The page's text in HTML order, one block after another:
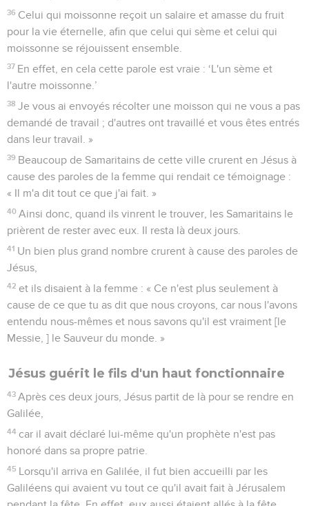
36 Celui qui moissonne reçoit un salaire et amasse du fruit
pour la vie éternelle, afin que celui qui sème et celui qui
moissonne se réjouissent ensemble.
37 En effet, en cela cette parole est vraie : ‘L'un sème et
l'autre moissonne.’
38 Je vous ai envoyés récolter une moisson qui ne vous a pas
demandé de travail ; d'autres ont travaillé et vous êtes entrés
dans leur travail. »
39 Beaucoup de Samaritains de cette ville crurent en Jésus à
cause des paroles de la femme qui rendait ce témoignage :
« Il m'a dit tout ce que j'ai fait. »
40 Ainsi donc, quand ils vinrent le trouver, les Samaritains le
prièrent de rester avec eux. Il resta là deux jours.
41 Un bien plus grand nombre crurent à cause des paroles de
Jésus,
42 et ils disaient à la femme : « Ce n'est plus seulement à
cause de ce que tu as dit que nous croyons, car nous l'avons
entendu nous-mêmes et nous savons qu'il est vraiment [le
Messie, ] le Sauveur du monde. »
Jésus guérit le fils d'un haut fonctionnaire
43 Après ces deux jours, Jésus partit de là pour se rendre en
Galilée,
44 car il avait déclaré lui-même qu'un prophète n'est pas
honoré dans sa propre patrie.
45 Lorsqu'il arriva en Galilée, il fut bien accueilli par les
Galiléens qui avaient vu tout ce qu'il avait fait à Jérusalem